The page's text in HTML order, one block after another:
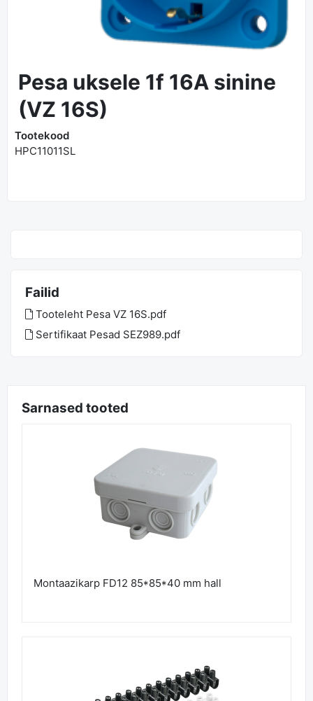
Pesa uksele 1f 16A sinine
(VZ 16S)
Tootekood
HPC11011SL
Failid
Tooteleht Pesa VZ 16S.pdf
Sertifikaat Pesad SEZ989.pdf
Sarnased tooted
Montaazikarp FD12 85*85*40 mm hall